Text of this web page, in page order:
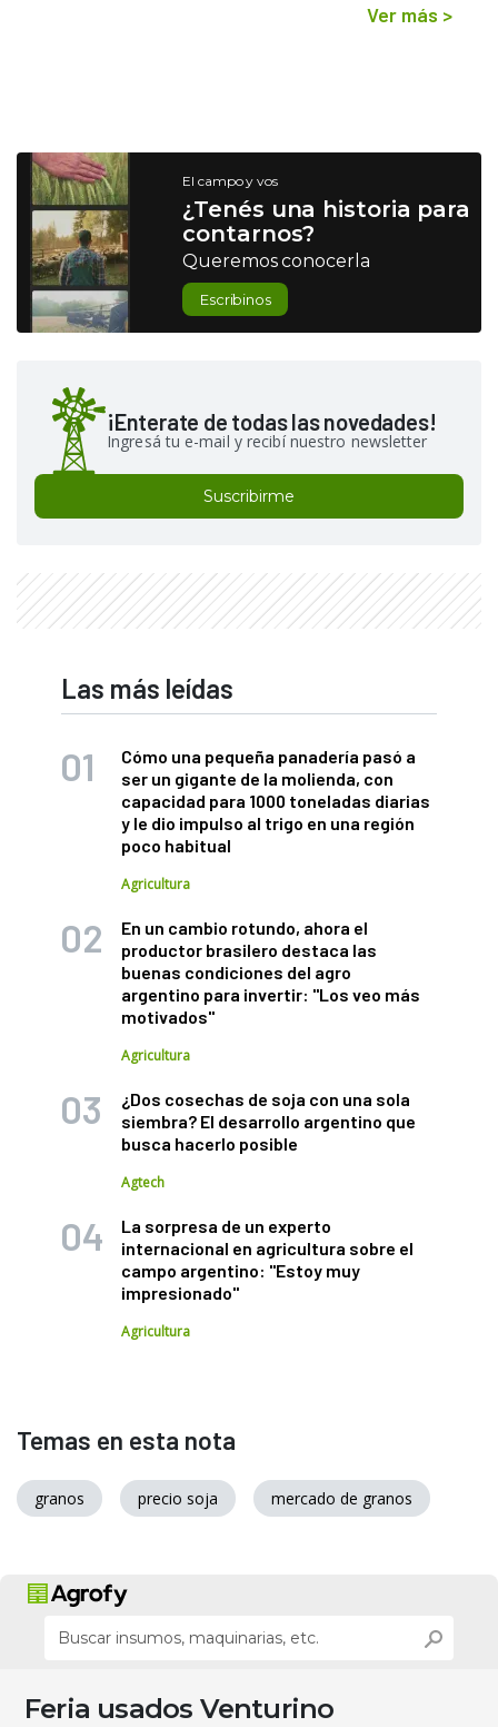
Ver más >
El campo y vos
¿Tenés una historia para
contarnos?
Queremos conocerla
Escribinos
¡Enterate de todas las novedades!
Ingresá tu e-mail y recibí nuestro newsletter
Suscribirme
Las más leídas
Cómo una pequeña panadería pasó a
ser un gigante de la molienda, con
capacidad para 1000 toneladas diarias
y le dio impulso al trigo en una región
poco habitual
Agricultura
En un cambio rotundo, ahora el
productor brasilero destaca las
buenas condiciones del agro
argentino para invertir: "Los veo más
motivados"
Agricultura
¿Dos cosechas de soja con una sola
siembra? El desarrollo argentino que
busca hacerlo posible
Agtech
La sorpresa de un experto
internacional en agricultura sobre el
campo argentino: "Estoy muy
impresionado"
Agricultura
Temas en esta nota
granos precio soja mercado de granos
Feria usados Venturino